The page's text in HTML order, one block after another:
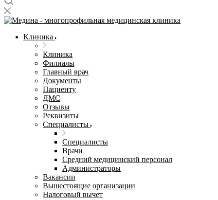
Клиника
Клиника
Филиалы
Главный врач
Документы
Пациенту
ДМС
Отзывы
Реквизиты
Специалисты
Специалисты
Врачи
Средний медицинский персонал
Администраторы
Вакансии
Вышестоящие организации
Налоговый вычет